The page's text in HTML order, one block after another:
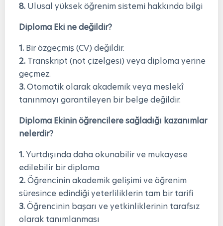
8. Ulusal yüksek öğrenim sistemi hakkında bilgi
Diploma Eki ne değildir?
1. Bir özgeçmiş (CV) değildir.
2. Transkript (not çizelgesi) veya diploma yerine
geçmez.
3.Otomatik olarak akademik veya meslekî
tanınmayı garantileyen bir belge değildir.
Diploma Ekinin öğrencilere sağladığı kazanımlar
nelerdir?
1.Yurtdışında daha okunabilir ve mukayese
edilebilir bir diploma
2.Öğrencinin akademik gelişimi ve öğrenim
süresince edindiği yeterliliklerin tam bir tarifi
3.Öğrencinin başarı ve yetkinliklerinin tarafsız
olarak tanımlanması